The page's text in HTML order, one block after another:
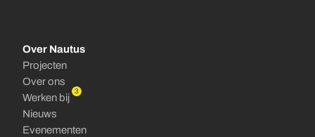
Over Nautus
Projecten
Over ons
Werken bij
3
Nieuws
Evenementen